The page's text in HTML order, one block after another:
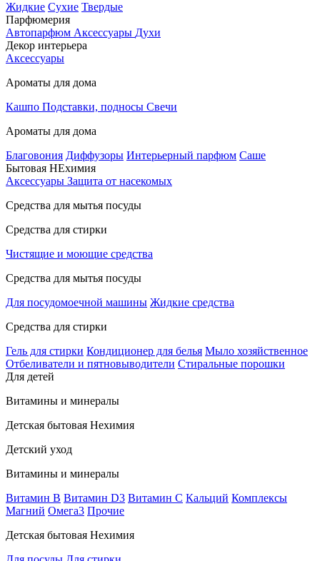
Жидкие Сухие Твердые
Парфюмерия
Автопарфюм Аксессуары Духи
Декор интерьера
Аксессуары
Ароматы для дома
Кашпо Подставки, подносы Свечи
Ароматы для дома
Благовония Диффузоры Интерьерный парфюм Саше
Бытовая НЕхимия
Аксессуары Защита от насекомых
Средства для мытья посуды
Средства для стирки
Чистящие и моющие средства
Средства для мытья посуды
Для посудомоечной машины Жидкие средства
Средства для стирки
Гель для стирки Кондиционер для белья Мыло хозяйственное
Отбеливатели и пятновыводители Стиральные порошки
Для детей
Витамины и минералы
Детская бытовая Нехимия
Детский уход
Витамины и минералы
Витамин В Витамин D3 Витамин С Кальций Комплексы
Магний Омега3 Прочие
Детская бытовая Нехимия